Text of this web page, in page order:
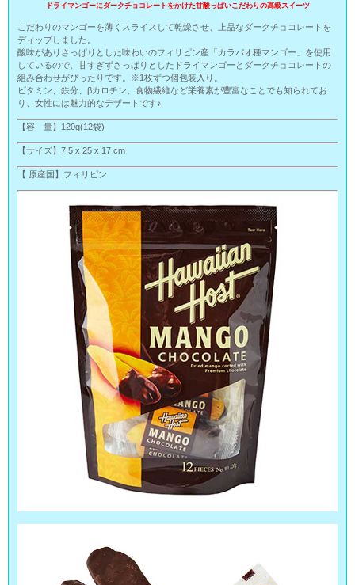
ドライマンゴーにダークチョコレートをかけた甘酸っぱいこだわりの高級スイーツ
こだわりのマンゴーを薄くスライスして乾燥させ、上品なダークチョコレートを
ディップしました。
酸味がありさっぱりとした味わいのフィリピン産「カラパオ種マンゴー」を使用
しているので、甘すぎずさっぱりとしたドライマンゴーとダークチョコレートの
組み合わせがぴったりです。※1枚ずつ個包装入り。
ビタミン、鉄分、βカロチン、食物繊維など栄養素が豊富なことでも知られてお
り、女性には魅力的なデザートです♪
【容 量】120g(12袋)
【サイズ】7.5 x 25 x 17 cm
【 原産国】フィリピン